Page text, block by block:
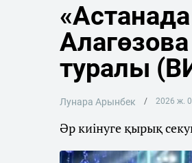
туралы
Лунара Арынбек 2026 ж.
Әр киінуге қырық